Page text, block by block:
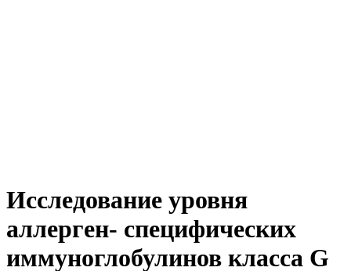
Исследование уровня
аллерген- специфических
иммуноглобулинов класса G